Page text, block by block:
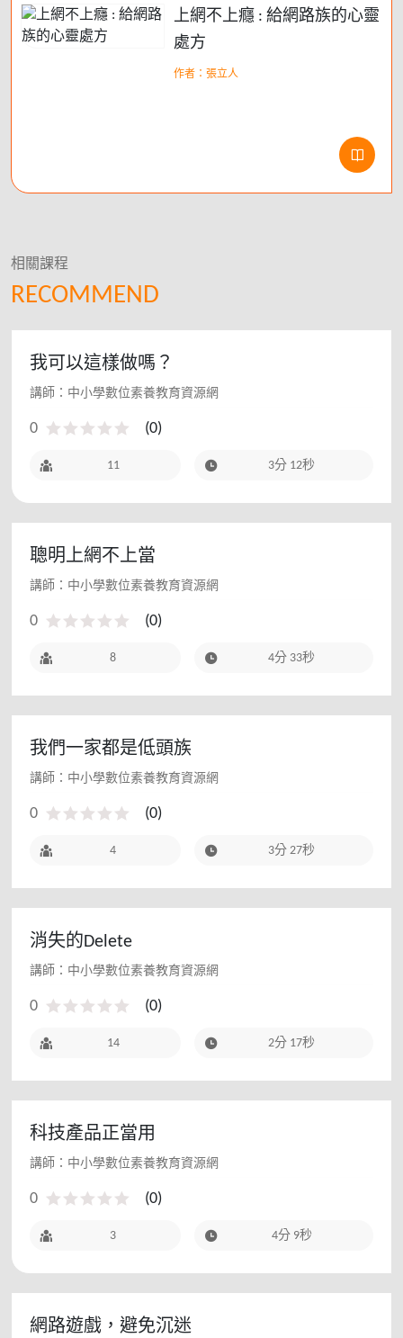
上網不上癮 : 給網路族的心靈
處方
作者：張立人
RECOMMEND
相關課程
我可以這樣做嗎？
講師：中小學數位素養教育資源網
0 (0)
11 3分 12秒
聰明上網不上當
講師：中小學數位素養教育資源網
0 (0)
8 4分 33秒
我們一家都是低頭族
講師：中小學數位素養教育資源網
0 (0)
4 3分 27秒
消失的Delete
講師：中小學數位素養教育資源網
0 (0)
14 2分 17秒
科技產品正當用
講師：中小學數位素養教育資源網
0 (0)
3 4分 9秒
網路遊戲，避免沉迷